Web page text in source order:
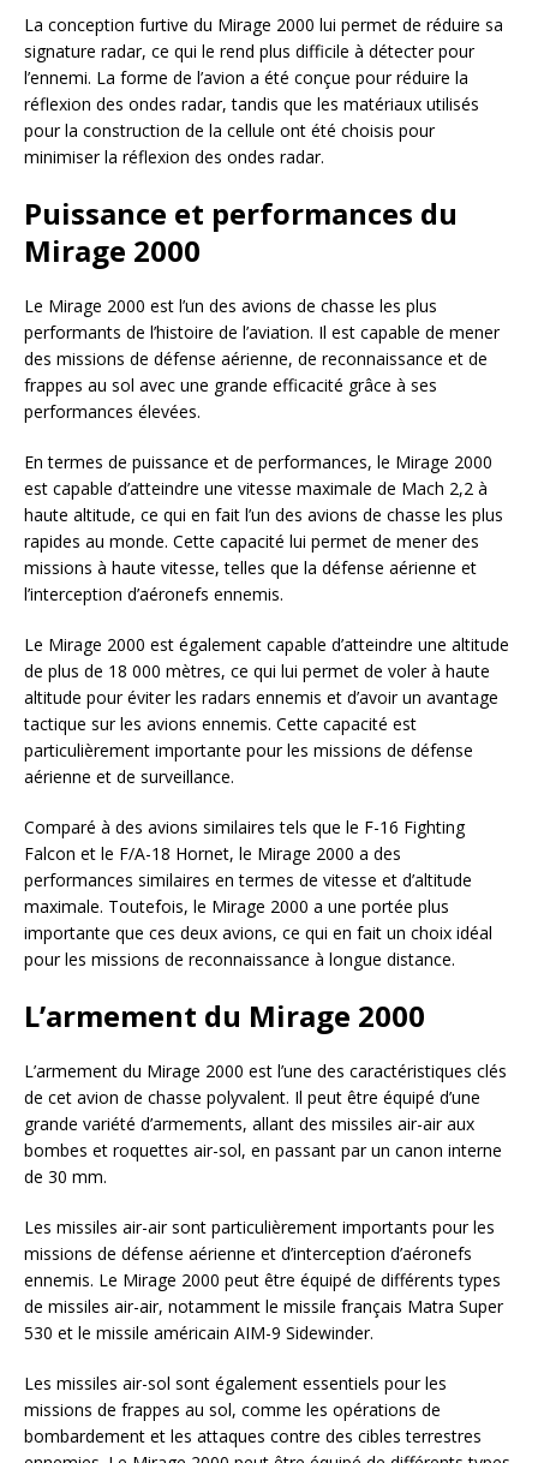
La conception furtive du Mirage 2000 lui permet de réduire sa
signature radar, ce qui le rend plus difficile à détecter pour
l’ennemi. La forme de l’avion a été conçue pour réduire la
réflexion des ondes radar, tandis que les matériaux utilisés
pour la construction de la cellule ont été choisis pour
minimiser la réflexion des ondes radar.
Puissance et performances du
Mirage 2000
Le Mirage 2000 est l’un des avions de chasse les plus
performants de l’histoire de l’aviation. Il est capable de mener
des missions de défense aérienne, de reconnaissance et de
frappes au sol avec une grande efficacité grâce à ses
performances élevées.
En termes de puissance et de performances, le Mirage 2000
est capable d’atteindre une vitesse maximale de Mach 2,2 à
haute altitude, ce qui en fait l’un des avions de chasse les plus
rapides au monde. Cette capacité lui permet de mener des
missions à haute vitesse, telles que la défense aérienne et
l’interception d’aéronefs ennemis.
Le Mirage 2000 est également capable d’atteindre une altitude
de plus de 18 000 mètres, ce qui lui permet de voler à haute
altitude pour éviter les radars ennemis et d’avoir un avantage
tactique sur les avions ennemis. Cette capacité est
particulièrement importante pour les missions de défense
aérienne et de surveillance.
Comparé à des avions similaires tels que le F-16 Fighting
Falcon et le F/A-18 Hornet, le Mirage 2000 a des
performances similaires en termes de vitesse et d’altitude
maximale. Toutefois, le Mirage 2000 a une portée plus
importante que ces deux avions, ce qui en fait un choix idéal
pour les missions de reconnaissance à longue distance.
L’armement du Mirage 2000
L’armement du Mirage 2000 est l’une des caractéristiques clés
de cet avion de chasse polyvalent. Il peut être équipé d’une
grande variété d’armements, allant des missiles air-air aux
bombes et roquettes air-sol, en passant par un canon interne
de 30 mm.
Les missiles air-air sont particulièrement importants pour les
missions de défense aérienne et d’interception d’aéronefs
ennemis. Le Mirage 2000 peut être équipé de différents types
de missiles air-air, notamment le missile français Matra Super
530 et le missile américain AIM-9 Sidewinder.
Les missiles air-sol sont également essentiels pour les
missions de frappes au sol, comme les opérations de
bombardement et les attaques contre des cibles terrestres